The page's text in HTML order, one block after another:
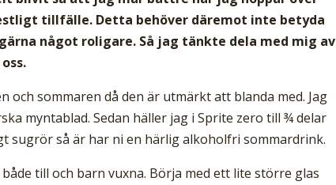
tillfälle. Detta behöver däremot inte betyda
något roligare. Så jag tänkte dela med mig av
och sommaren då den är utmärkt att blanda med. Jag
myntablad. Sedan häller jag i Sprite zero till ¾ delar
sugrör så är har ni en härlig alkoholfri sommardrink.
till och barn vuxna. Börja med ett lite större glas